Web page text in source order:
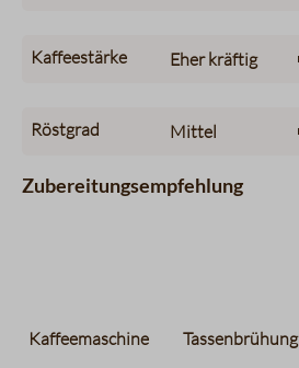
Kaffeestärke Eher kräftig
Röstgrad Mittel
Zubereitungsempfehlung
Kaffeemaschine Tassenbrühung